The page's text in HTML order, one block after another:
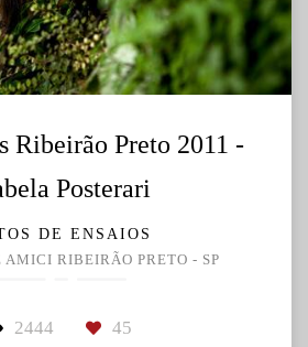
Ribeirão Preto 2011 -
Posterari
DE ENSAIOS
AMICI RIBEIRÃO PRETO - SP
2444 45